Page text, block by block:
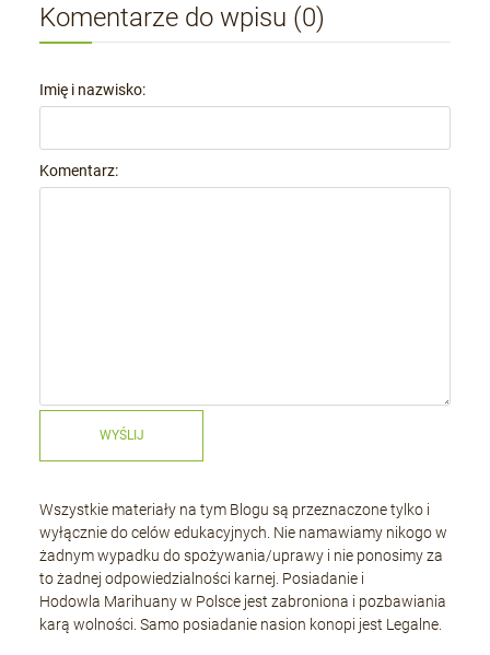
Komentarze do wpisu (0)
Imię i nazwisko:
Komentarz:
WYŚLIJ
Wszystkie materiały na tym Blogu są przeznaczone tylko i
wyłącznie do celów edukacyjnych. Nie namawiamy nikogo w
żadnym wypadku do spożywania/uprawy i nie ponosimy za
to żadnej odpowiedzialności karnej. Posiadanie i
Hodowla Marihuany w Polsce jest zabroniona i pozbawiania
karą wolności. Samo posiadanie nasion konopi jest Legalne.